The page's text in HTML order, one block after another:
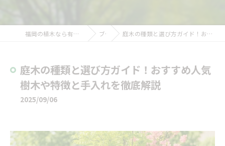
福岡の植木なら有限会社福岡緑化情報センター ブログ 庭木の種類と選び方ガイド！おすすめ人気樹木や特徴と手入れを徹底解説
庭木の種類と選び方ガイド！おすすめ人気
樹木や特徴と手入れを徹底解説
2025/09/06